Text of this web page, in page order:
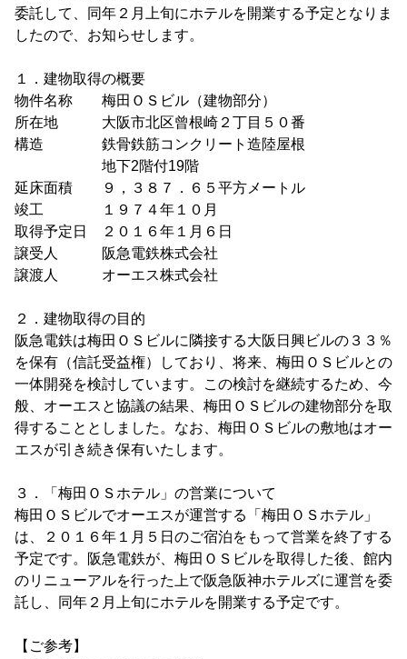
委託して、同年２月上旬にホテルを開業する予定となりま
したので、お知らせします。
１．建物取得の概要
物件名称 梅田ＯＳビル（建物部分）
所在地 大阪市北区曾根崎２丁目５０番
構造 鉄骨鉄筋コンクリート造陸屋根
地下2階付19階
延床面積 ９，３８７．６５平方メートル
竣工 １９７４年１０月
取得予定日 ２０１６年１月６日
譲受人 阪急電鉄株式会社
譲渡人 オーエス株式会社
２．建物取得の目的
阪急電鉄は梅田ＯＳビルに隣接する大阪日興ビルの３３％
を保有（信託受益権）しており、将来、梅田ＯＳビルとの
一体開発を検討しています。この検討を継続するため、今
般、オーエスと協議の結果、梅田ＯＳビルの建物部分を取
得することとしました。なお、梅田ＯＳビルの敷地はオー
エスが引き続き保有いたします。
３．「梅田ＯＳホテル」の営業について
梅田ＯＳビルでオーエスが運営する「梅田ＯＳホテル」
は、２０１６年１月５日のご宿泊をもって営業を終了する
予定です。阪急電鉄が、梅田ＯＳビルを取得した後、館内
のリニューアルを行った上で阪急阪神ホテルズに運営を委
託し、同年２月上旬にホテルを開業する予定です。
【ご参考】